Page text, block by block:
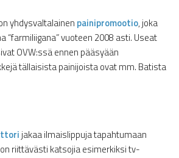
yhdysvaltalainen painipromootio, joka
“farmiliigana” vuoteen 2008 asti. Useat
OVW:ssä ennen pääsyään
tällaisista painijoista ovat mm. Batista
jakaa ilmaislippuja tapahtumaan
riittävästi katsojia esimerkiksi tv-